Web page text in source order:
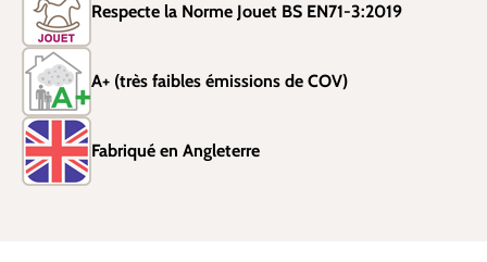
Respecte la Norme Jouet BS EN71-3:2019
A+ (très faibles émissions de COV)
Fabriqué en Angleterre